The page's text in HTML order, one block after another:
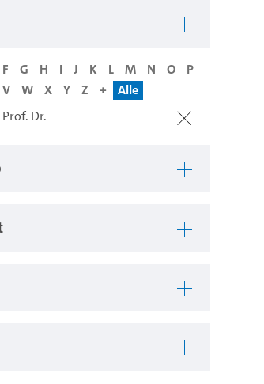
F G H I J K L M N O
P
V W X Y Z +
Alle
Dr.